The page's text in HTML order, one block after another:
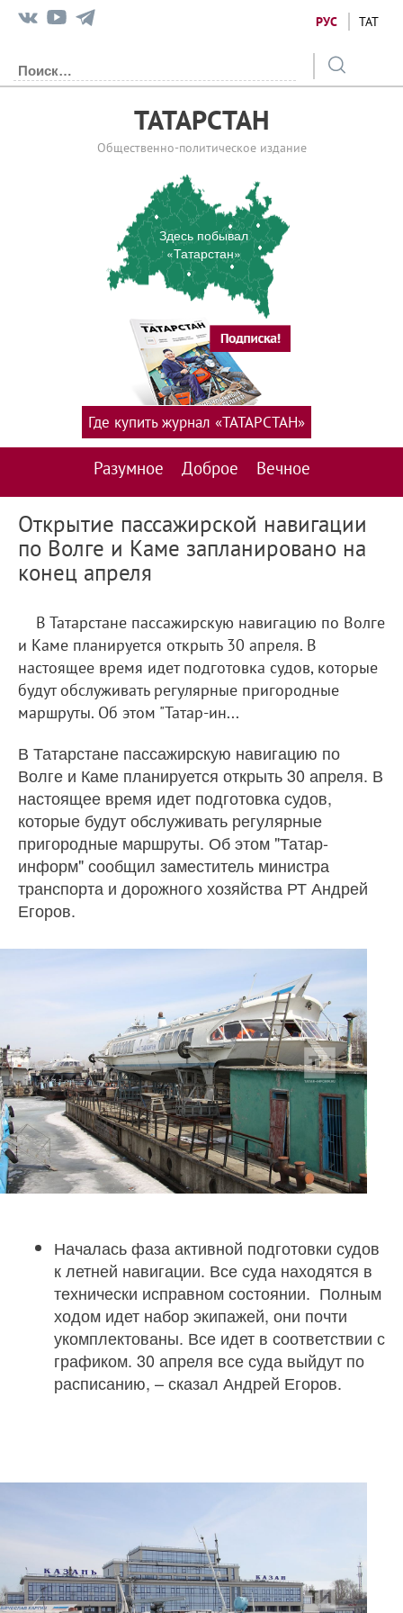
РУС ТАТ
ТАТАРСТАН
Общественно-политическое издание
Здесь побывал
«Татарстан»
Разумное Доброе Вечное
Где купить журнал «ТАТАРСТАН»
Открытие пассажирской навигации
по Волге и Каме запланировано на
конец апреля
В Татарстане пассажирскую навигацию по Волге
и Каме планируется открыть 30 апреля. В
настоящее время идет подготовка судов, которые
будут обслуживать регулярные пригородные
маршруты. Об этом "Татар-ин...
В Татарстане пассажирскую навигацию по
Волге и Каме планируется открыть 30 апреля. В
настоящее время идет подготовка судов,
которые будут обслуживать регулярные
пригородные маршруты. Об этом "Татар-
информ" сообщил заместитель министра
транспорта и дорожного хозяйства РТ Андрей
Егоров.
Началась фаза активной подготовки судов
к летней навигации. Все суда находятся в
технически исправном состоянии. Полным
ходом идет набор экипажей, они почти
укомплектованы. Все идет в соответствии с
графиком. 30 апреля все суда выйдут по
расписанию, – сказал Андрей Егоров.